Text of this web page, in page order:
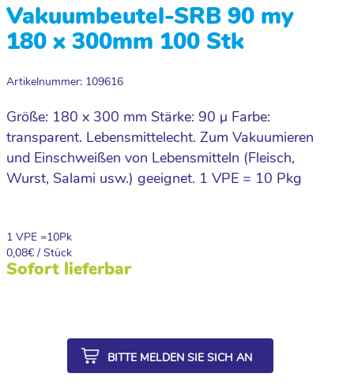
Vakuumbeutel-SRB 90 my
180 x 300mm 100 Stk
Artikelnummer: 109616
Größe: 180 x 300 mm Stärke: 90 µ Farbe:
transparent. Lebensmittelecht. Zum Vakuumieren
und Einschweißen von Lebensmitteln (Fleisch,
Wurst, Salami usw.) geeignet. 1 VPE = 10 Pkg
1 VPE =10Pk
0,08€ / Stück
Sofort lieferbar
BITTE MELDEN SIE SICH AN